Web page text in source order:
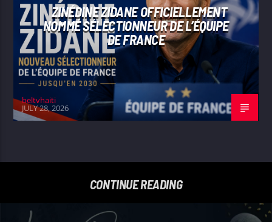
ZINÉDINE ZIDANE OFFICIELLEMENT
NOMMÉ SÉLECTIONNEUR DE L’ÉQUIPE
DE FRANCE
beltvhaiti
JULY 28, 2026
CONTINUE READING